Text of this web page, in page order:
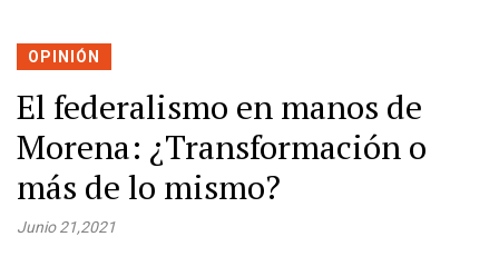
OPINIÓN
El federalismo en manos de
Morena: ¿Transformación o
más de lo mismo?
Junio 21,2021